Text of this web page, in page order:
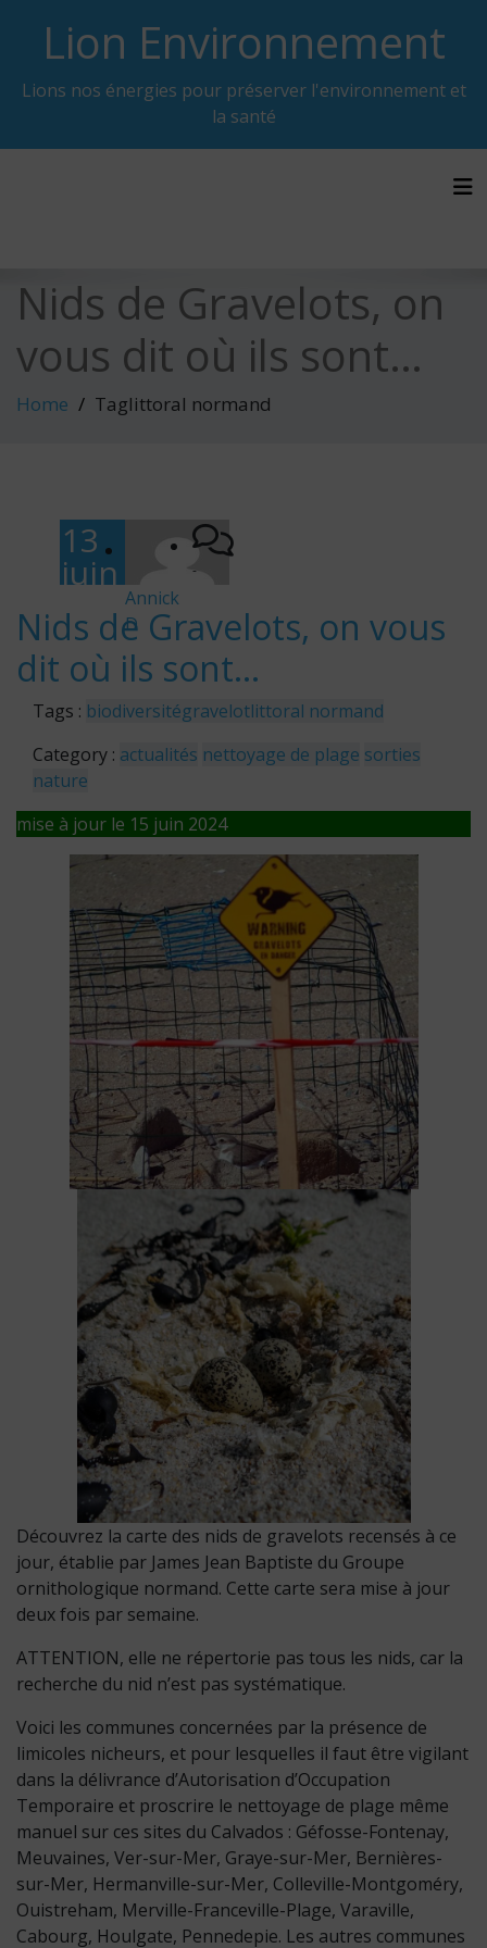
contentLion Environnement
Lions nos énergies pour préserver l'environnement et
la santé
Nids de Gravelots, on
vous dit où ils sont…
Home Taglittoral normand
13
juin
202
4
Annick
D
-
Nids de Gravelots, on vous
dit où ils sont…
Tags : biodiversitégravelotlittoral normand
Category : actualités nettoyage de plage sorties
nature
mise à jour le 15 juin 2024
Découvrez la carte des nids de gravelots recensés à ce
jour, établie par James Jean Baptiste du Groupe
ornithologique normand. Cette carte sera mise à jour
deux fois par semaine.
ATTENTION, elle ne répertorie pas tous les nids, car la
recherche du nid n’est pas systématique.
Voici les communes concernées par la présence de
limicoles nicheurs, et pour lesquelles il faut être vigilant
dans la délivrance d’Autorisation d’Occupation
Temporaire et proscrire le nettoyage de plage même
manuel sur ces sites du Calvados : Géfosse-Fontenay,
Meuvaines, Ver-sur-Mer, Graye-sur-Mer, Bernières-
sur-Mer, Hermanville-sur-Mer, Colleville-Montgoméry,
Ouistreham, Merville-Franceville-Plage, Varaville,
Cabourg, Houlgate, Pennedepie. Les autres communes